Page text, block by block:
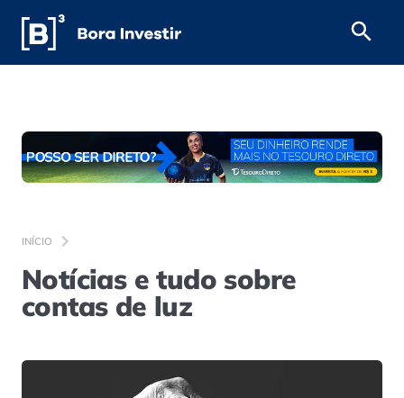
INÍCIO
Notícias e tudo sobre
contas de luz